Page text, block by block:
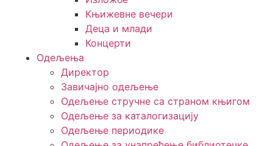
Књижевне вечери
Деца и млади
Концерти
Одељења
Директор
Завичајно одељење
Одељење стручне са страном књигом
Одељење за каталогизацију
Одељење периодике